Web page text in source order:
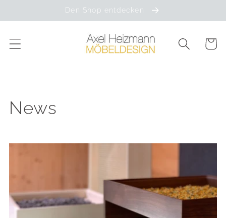
Inhalt
Den Shop entdecken
News